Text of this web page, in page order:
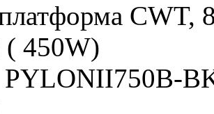
CWT,
( 450W)
PYLONII750B-